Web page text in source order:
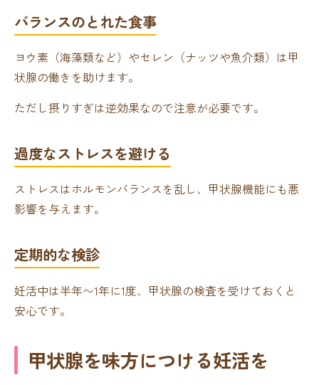
バランスのとれた食事
ヨウ素（海藻類など）やセレン（ナッツや魚介類）は甲
状腺の働きを助けます。
ただし摂りすぎは逆効果なので注意が必要です。
過度なストレスを避ける
ストレスはホルモンバランスを乱し、甲状腺機能にも悪
影響を与えます。
定期的な検診
妊活中は半年〜1年に1度、甲状腺の検査を受けておくと
安心です。
甲状腺を味方につける妊活を